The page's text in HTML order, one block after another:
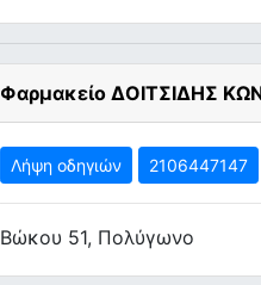
Φαρμακείο ΔΟΙΤΣΙΔΗΣ
Λήψη οδηγιών 2106447147
Βώκου 51, Πολύγωνο